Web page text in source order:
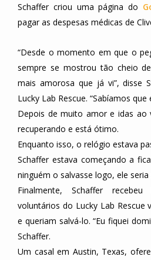
Schaffer criou uma página do
pagar as despesas médicas de
“Desde o momento em que o
sempre se mostrou tão cheio
mais amorosa que já vi”, disse
Lucky Lab Rescue. “Sabíamos
Depois de muito amor e idas ao
recuperando e está ótimo.
Enquanto isso, o relógio estava
Schaffer estava começando a
ninguém o salvasse logo, ele seria
Finalmente, Schaffer
voluntários do Lucky Lab Rescue
e queriam salvá-lo. “Eu fiquei
Schaffer.
Um casal em Austin, Texas,